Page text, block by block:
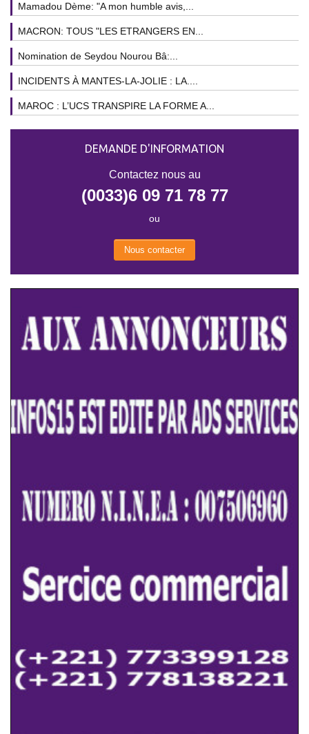
Mamadou Dème: "A mon humble avis,...
MACRON: TOUS "LES ETRANGERS EN...
Nomination de Seydou Nourou Bâ:...
INCIDENTS À MANTES-LA-JOLIE : LA....
MAROC : L’UCS TRANSPIRE LA FORME A...
DEMANDE D'INFORMATION
Contactez nous au
(0033)6 09 71 78 77
ou
Nous contacter